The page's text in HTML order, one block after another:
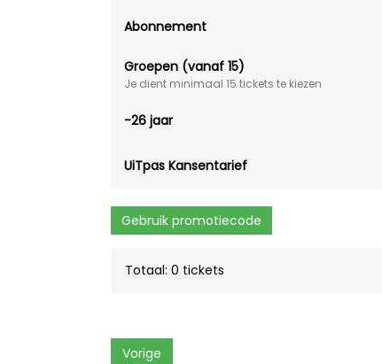
Abonnement
Groepen (vanaf 15)
Je dient minimaal 15 tickets te kiezen
-26 jaar
UiTpas Kansentarief
Gebruik promotiecode
Totaal: 0 tickets
Vorige